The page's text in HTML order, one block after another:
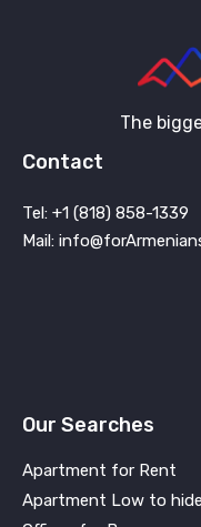
The
Contact
Tel: +1 (818) 858-1339
Mail:
Our Searches
Apartment for Rent
Apartment Low to hide